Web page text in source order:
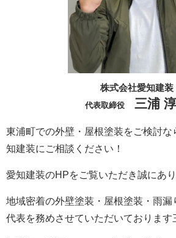
株式会社愛知建装
代表取締役 三浦
東浦町での外壁・屋根塗装をご検討な
知建装にご相談ください！
愛知建装のHPをご覧いただき誠にあ
地域密着の外壁塗装・屋根塗装・雨漏
代表を務めさせていただいております